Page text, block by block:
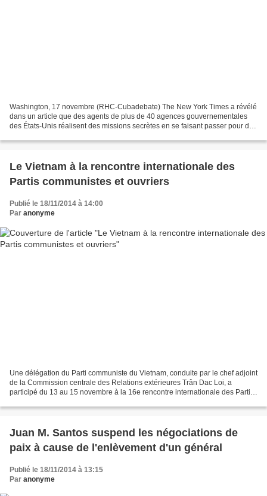
Washington, 17 novembre (RHC-Cubadebate) The New York Times a révélé
dans un article que des agents de plus de 40 agences gouvernementales
des États-Unis réalisent des missions secrètes en se faisant passer pour des
Le Vietnam à la rencontre internationale des
Partis communistes et ouvriers
Publié le 18/11/2014 à 14:00
Par anonyme
Une délégation du Parti communiste du Vietnam, conduite par le chef adjoint
de la Commission centrale des Relations extérieures Trân Dac Loi, a
participé du 13 au 15 novembre à la 16e rencontre internationale des Partis
Juan M. Santos suspend les négociations de
paix à cause de l'enlèvement d'un général
Publié le 18/11/2014 à 13:15
Par anonyme